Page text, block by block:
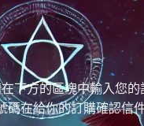
下方的區塊中輸入您
碼在給你的訂購確認信